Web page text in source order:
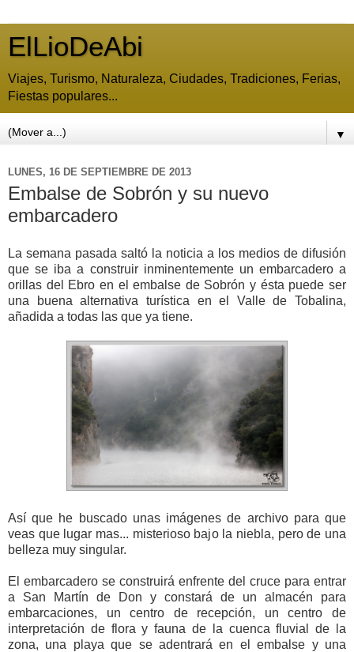
ElLioDeAbi
Viajes, Turismo, Naturaleza, Ciudades, Tradiciones, Ferias,
Fiestas populares...
▼
LUNES, 16 DE SEPTIEMBRE DE 2013
Embalse de Sobrón y su nuevo
embarcadero
La semana pasada saltó la noticia a los medios de difusión
que se iba a construir inminentemente un embarcadero a
orillas del Ebro en el embalse de Sobrón y ésta puede ser
una buena alternativa turística en el Valle de Tobalina,
añadida a todas las que ya tiene.
Así que he buscado unas imágenes de archivo para que
veas que lugar mas... misterioso bajo la niebla, pero de una
belleza muy singular.
El embarcadero se construirá enfrente del cruce para entrar
a San Martín de Don y constará de un almacén para
embarcaciones, un centro de recepción, un centro de
interpretación de flora y fauna de la cuenca fluvial de la
zona, una playa que se adentrará en el embalse y una